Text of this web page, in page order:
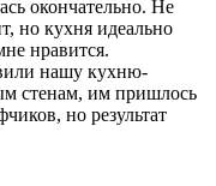
окончательно. Не
но кухня идеально
нравится.
нашу кухню-
стенам, им пришлось
но результат